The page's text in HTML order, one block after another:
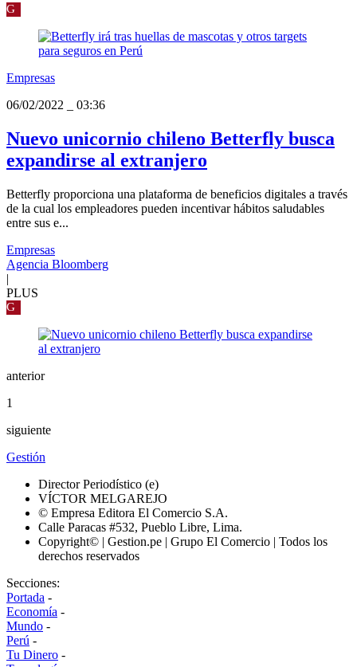
G
Empresas
06/02/2022
03:36
Nuevo unicornio chileno Betterfly busca
expandirse al extranjero
Betterfly proporciona una plataforma de beneficios digitales a través
de la cual los empleadores pueden incentivar hábitos saludables
entre sus e...
Empresas
Agencia Bloomberg
|
PLUS
G
anterior
1
siguiente
Gestión
Director Periodístico (e)
VÍCTOR MELGAREJO
© Empresa Editora El Comercio S.A.
Calle Paracas #532, Pueblo Libre, Lima.
Copyright© | Gestion.pe | Grupo El Comercio | Todos los
derechos reservados
Secciones:
Portada -
Economía -
Mundo -
Perú -
Tu Dinero -